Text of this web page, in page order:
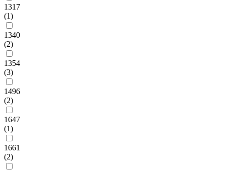
1317
(1)
1340
(2)
1354
(3)
1496
(2)
1647
(1)
1661
(2)